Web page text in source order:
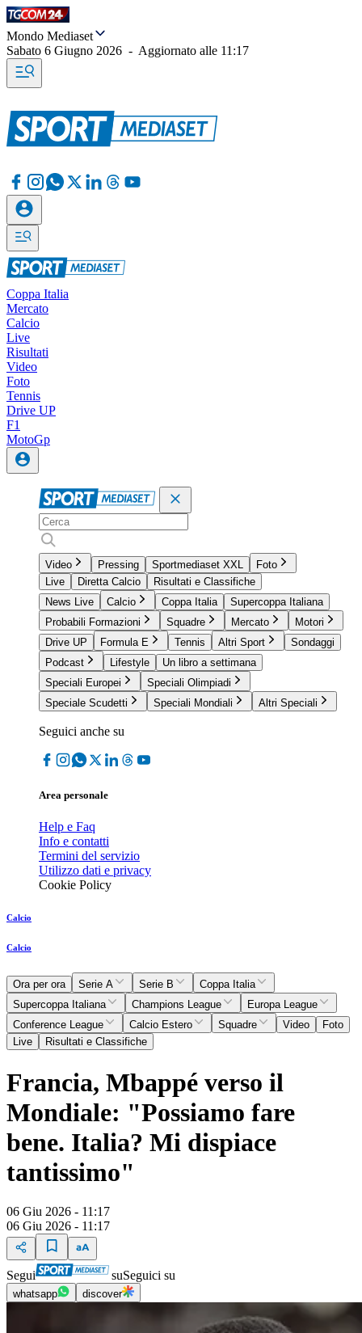
Mondo Mediaset
Sabato 6 Giugno 2026 - Aggiornato alle 11:17
Coppa Italia
Mercato
Calcio
Live
Risultati
Video
Foto
Tennis
Drive UP
F1
MotoGp
Video Pressing Sportmediaset XXL
Foto
Live
Diretta Calcio
Risultati e Classifiche
News Live
Calcio Coppa Italia
Supercoppa Italiana
Probabili Formazioni
Squadre Mercato
Motori
Drive UP
Formula E Tennis Altri Sport
Sondaggi
Podcast
Lifestyle
Un libro a settimana
Speciali Europei
Speciali Olimpiadi
Speciale Scudetti
Speciali Mondiali Altri Speciali
Seguici anche su
Area personale
Help e Faq
Info e contatti
Termini del servizio
Utilizzo dati e privacy
Cookie Policy
Calcio
Calcio
Ora per ora Serie A Serie B
Coppa Italia
Supercoppa Italiana
Champions League
Europa League
Conference League
Calcio Estero Squadre Video
Foto
Live
Risultati e Classifiche
Francia, Mbappé verso il
Mondiale: "Possiamo fare
bene. Italia? Mi dispiace
tantissimo"
06 Giu 2026 - 11:17
06 Giu 2026 - 11:17
Segui suSeguici su
whatsapp discover